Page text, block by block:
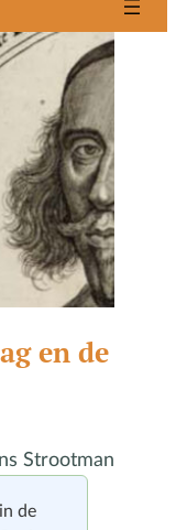
en de
Strootman
de